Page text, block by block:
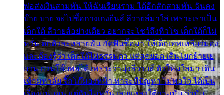
พ่อส่งเงินสามพัน ให้ฉันเรียนราม ได้อีกสักสามพัน ฉันคง
บ๊าย บาย จะไปซื้อกางเกงยีนส์ ลีวายส์มาใส่ เพราะเราเป็น
เด็กใต้ ลีวายส์อย่างเดียว อยากจะโชว์ถึงหิวโซ เด็กใต้ก็ไม่
หวั่น ตกตัวละหลายพัน กัดฟันซื้อมา ให้เด็กเทพเหลียวมอง
และต้องรู้ว่า เด็กใต้ไม่ธรรมดา แต่สุดยอด เดินโยกย้ายเย
ยวน กวนโอ๊ยพอได้ เพราะว่านุ่งลีวายส์ ตัวใหม่ใส่มา เดิน
เข้ามหาลัย จิ๊กโก๊มองหน้า ท่าจะมีปัญหา ไม่พอใจ ได้เป็น